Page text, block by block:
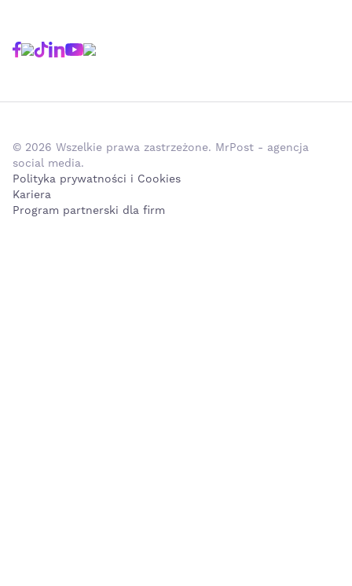
© 2026 Wszelkie prawa zastrzeżone. MrPost - agencja
social media.
Polityka prywatności i Cookies
Kariera
Program partnerski dla firm